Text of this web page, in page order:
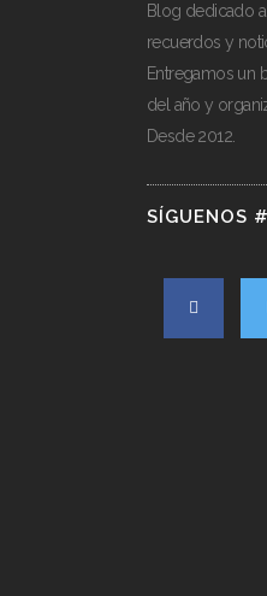
Blog dedicado
recuerdos y
Entregamos un
del año y
Desde 2012.
SÍGUENOS